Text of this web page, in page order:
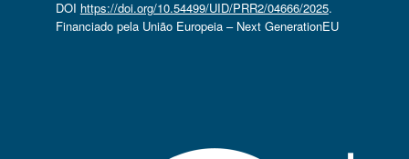
DOI https://doi.org/10.54499/UID/PRR2/04666/2025.
Financiado pela União Europeia – Next GenerationEU